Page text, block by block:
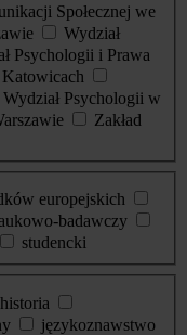
Społecznej we
Wydział
Psychologii i Prawa
Wydział Psychologii w
Zakład
europejskich
badawczy
studencki
historia
językoznawstwo